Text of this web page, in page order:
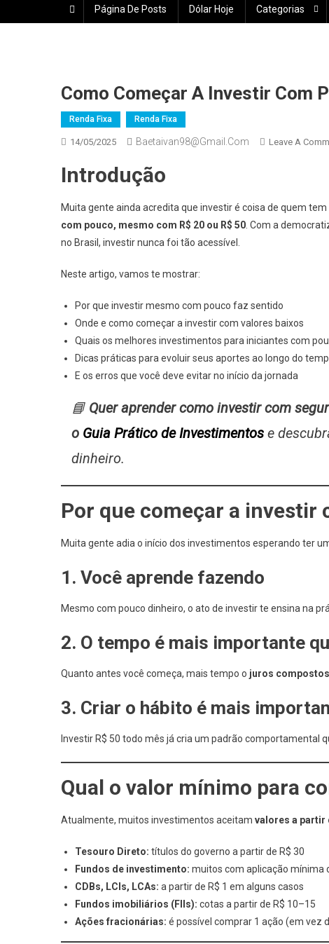
Página De Posts Dólar Hoje Categorias
Como Começar A Investir Com
Renda Fixa Renda Fixa
14/05/2025 Baetaivan98@gmail.com Leave A
Introdução
Muita gente ainda acredita que investir é coisa de quem
com pouco, mesmo com R$ 20 ou R$ 50 . Com a
no Brasil, investir nunca foi tão acessível.
Neste artigo, vamos te mostrar:
Por que investir mesmo com pouco faz sentido
Onde e como começar a investir com valores baixos
Quais os melhores investimentos para iniciantes com
Dicas práticas para evoluir seus aportes ao longo do
E os erros que você deve evitar no início da jornada
📘 Quer aprender como investir com
o Guia Prático de Investimentos e
dinheiro.
Por que começar a
Muita gente adia o início dos investimentos esperando ter
1. Você aprende fazendo
Mesmo com pouco dinheiro, o ato de investir te ensina na
2. O tempo é mais importante
Quanto antes você começa, mais tempo o juros compostos
3. Criar o hábito é mais
Investir R$ 50 todo mês já cria um padrão comportamental
Qual o valor mínimo para
Atualmente, muitos investimentos aceitam valores a partir
Tesouro Direto: títulos do governo a partir de R$ 30
Fundos de investimento: muitos com aplicação mínima
CDBs, LCIs, LCAs: a partir de R$ 1 em alguns casos
Fundos imobiliários (FIIs): cotas a partir de R$ 10–15
Ações fracionárias: é possível comprar 1 ação (em vez